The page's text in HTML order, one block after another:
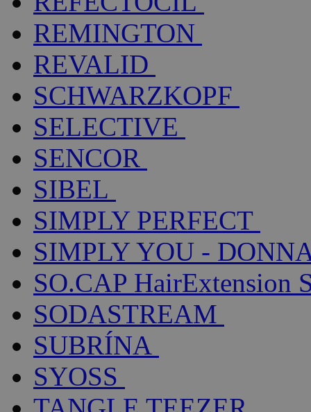
REMINGTON
REVALID
SCHWARZKOPF
SELECTIVE
SENCOR
SIBEL
SIMPLY PERFECT
SIMPLY YOU -
SO.CAP HairExtension
SODASTREAM
SUBRÍNA
SYOSS